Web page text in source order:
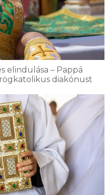
elindulása – Pappá
diakónust